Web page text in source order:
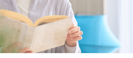
お問い合わせ対応、トラブル対
処、オペレーター教育など応対品
質向上のため
その他当社のプライバシーポリシ
ー等にて公表する利用目的達成の
ため